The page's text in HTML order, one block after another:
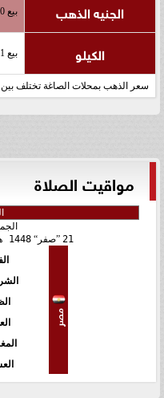
الجنيه الذهب بيع 25,400 شراء 25,800
الكيلو بيع 3,628,571 شراء 3,685,714
سعر الذهب بمحلات الصاغة تختلف
مواقيت الصلاة
21 صفر 1448 هـ
مصر